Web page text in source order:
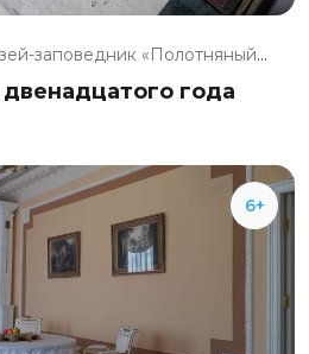
Музей-заповедник «Полотняный З...
года
6+